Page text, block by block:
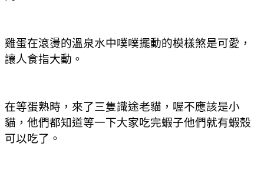
雞蛋在滾燙的溫泉水中噗噗擺動的模樣煞是可愛，
讓人食指大動。
在等蛋熟時，來了三隻識途老貓，喔不應該是小
貓，他們都知道等一下大家吃完蝦子他們就有蝦殼
可以吃了。